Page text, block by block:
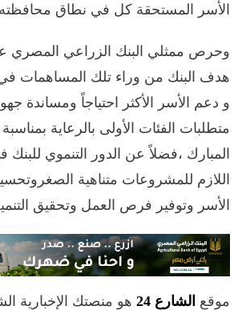
الأسر المستحقة كل في نطاق
وحرص ممثلي البنك الزراعي المصري
هدف البنك من وراء تلك المساهمات في
و دعم الأسر الأكثر احتياجاً ومساندة
متطلبات الفئات الأولى بالرعاية
المبارك ،فضلاً عن الدور التنموي للبنك
اللازم للمشروعات متناهية
الأسر وتوفير فرص العمل وتحقيق
موقع الشارع 24
هو منصتك الإخبارية